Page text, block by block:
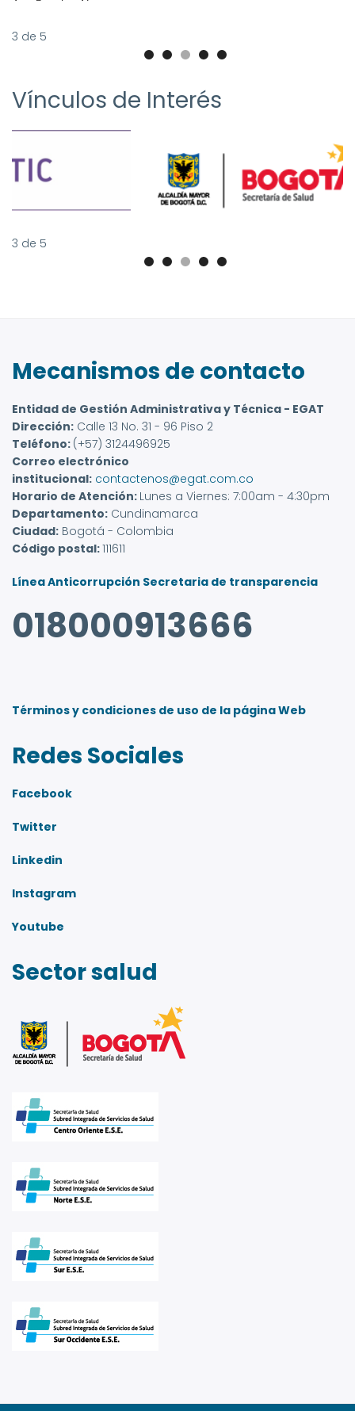
3 de 5
Vínculos de Interés
3 de 5
Mecanismos de contacto
Entidad de Gestión Administrativa y Técnica - EGAT
Dirección: Calle 13 No. 31 - 96 Piso 2
Teléfono: (+57) 3124496925
Correo electrónico
institucional: contactenos@egat.com.co
Horario de Atención: Lunes a Viernes: 7:00am - 4:30pm
Departamento: Cundinamarca
Ciudad: Bogotá - Colombia
Código postal:111611
Línea Anticorrupción Secretaria de transparencia
018000913666
Términos y condiciones de uso de la página Web
Redes Sociales
Facebook
Twitter
Linkedin
Instagram
Youtube
Sector salud